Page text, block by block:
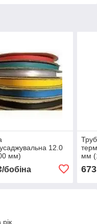
12.0
мм)
бобіна
мм
673